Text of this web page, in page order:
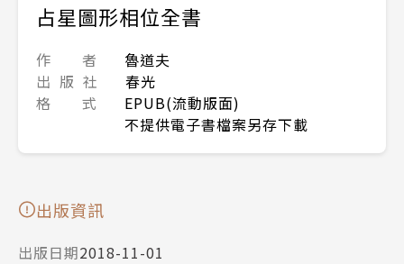
占星圖形相位全書
作 者
魯道夫
出 版 社
春光
格 式
EPUB(流動版面)
不提供電子書檔案另存下載
出版資訊
出版日期2018-11-01